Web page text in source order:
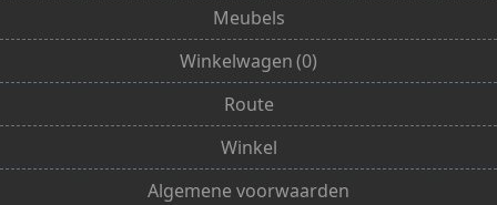
Meubels
Winkelwagen(0)
Route
Winkel
Algemene voorwaarden